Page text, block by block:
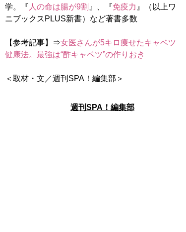
学。『 人の命は腸が9割 』、『免疫力 』（以上ワ
ニブックスPLUS新書）など著書多数
【参考記事】⇒女医さんが5キロ痩せたキャベツ
健康法。最強は“酢キャベツ”の作りおき
週刊SPA！編集部